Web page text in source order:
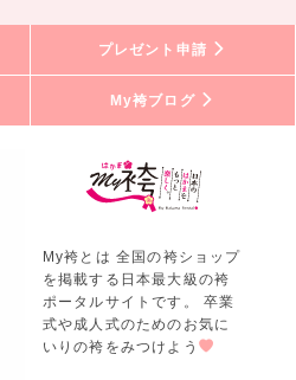
プレゼント申請
My袴ブログ
My袴とは 全国の袴ショップ
を掲載する日本最大級の袴
ポータルサイトです。 卒業
式や成人式のためのお気に
いりの袴をみつけよう